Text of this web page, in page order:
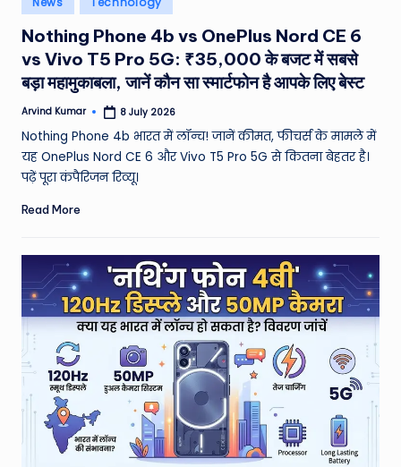
e
a
t
h
er
,
T
e
h
&
M
o
vi
in
Nothing Phone 4b vs OnePlus Nord CE 6
vs Vivo T5 Pro 5G: ₹35,000 के बजट में सबसे
बड़ा महामुकाबला, जानें कौन सा स्मार्टफोन है आपके लिए बेस्ट
Posted
Arvind Kumar 8 July 2026
Nothing Phone 4b भारत में लॉन्च! जानें कीमत, फीचर्स के मामले में
यह OnePlus Nord CE 6 और Vivo T5 Pro 5G से कितना बेहतर है।
पढ़ें पूरा कंपैरिजन रिव्यू।
Read More